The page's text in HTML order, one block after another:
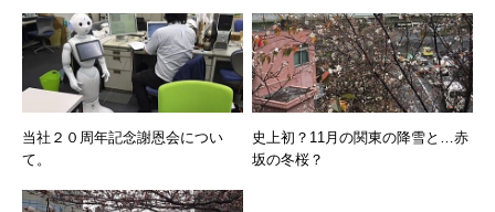
当社２０周年記念謝恩会につい
て。
史上初？11月の関東の降雪と…赤
坂の冬桜？